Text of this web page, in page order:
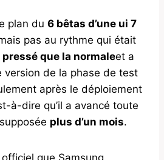
plan du 6 bêtas d’une ui 7
pas au rythme qui était
que la normaleet a
version de la phase de test
après le déploiement
à-dire qu’il a avancé toute
plus d’un mois.
officiel que Samsung